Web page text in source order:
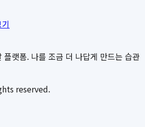
랫폼. 나를 조금 더 나답게 만드는 습관
reserved.